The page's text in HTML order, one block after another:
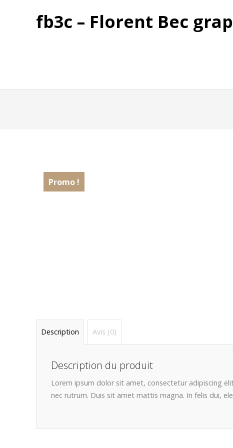
fb3c – Florent Bec
Promo !
Description Avis (0)
Description du produit
Lorem ipsum dolor sit amet, consectetur adipiscing
nec rutrum. Duis sit amet mattis magna. In felis dui,